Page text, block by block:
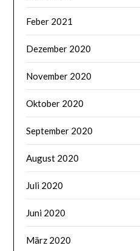
Feber 2021
Dezember 2020
November 2020
Oktober 2020
September 2020
August 2020
Juli 2020
Juni 2020
März 2020